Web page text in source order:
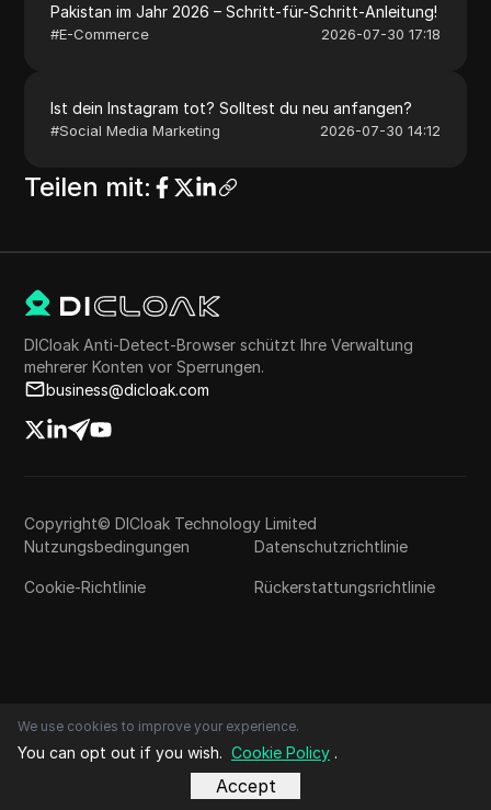
Pakistan im Jahr 2026 – Schritt-für-Schritt-Anleitung!
#E-Commerce 2026-07-30 17:18
Ist dein Instagram tot? Solltest du neu anfangen?
#Social Media Marketing 2026-07-30 14:12
Teilen mit:
DICloak Anti-Detect-Browser schützt Ihre Verwaltung
mehrerer Konten vor Sperrungen.
business@dicloak.com
Copyright© DICloak Technology Limited
Nutzungsbedingungen
Datenschutzrichtlinie
Cookie-Richtlinie Rückerstattungsrichtlinie
We use cookies to improve your experience.
You can opt out if you wish. Cookie Policy .
Accept